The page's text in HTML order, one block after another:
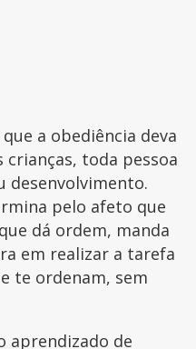
a obediência deva
crianças, toda pessoa
desenvolvimento.
pelo afeto que
dá ordem, manda
em realizar a tarefa
te ordenam, sem
aprendizado de